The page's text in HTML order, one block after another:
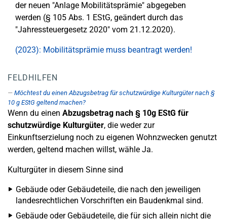
der neuen "Anlage Mobilitätsprämie" abgegeben
werden (§ 105 Abs. 1 EStG, geändert durch das
"Jahressteuergesetz 2020" vom 21.12.2020).
(2023): Mobilitätsprämie muss beantragt werden!
FELDHILFEN
Möchtest du einen Abzugsbetrag für schutzwürdige Kulturgüter nach §
10 g EStG geltend machen?
Wenn du einen Abzugsbetrag nach § 10g EStG für
schutzwürdige Kulturgüter, die weder zur
Einkunftserzielung noch zu eigenen Wohnzwecken genutzt
werden, geltend machen willst, wähle Ja.
Kulturgüter in diesem Sinne sind
Gebäude oder Gebäudeteile, die nach den jeweiligen
landesrechtlichen Vorschriften ein Baudenkmal sind.
Gebäude oder Gebäudeteile, die für sich allein nicht die